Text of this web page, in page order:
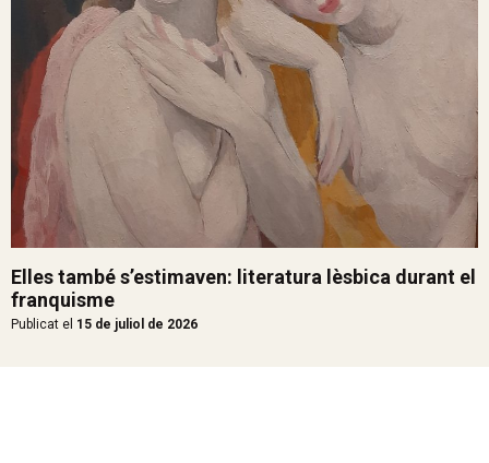
Elles també s’estimaven: literatura lèsbica durant el
franquisme
Publicat el 15 de juliol de 2026